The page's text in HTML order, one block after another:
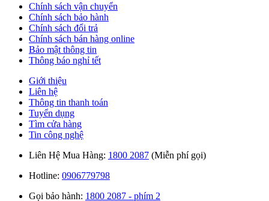
Chính sách vận chuyển
Chính sách bảo hành
Chính sách đổi trả
Chính sách bán hàng online
Bảo mật thông tin
Thông báo nghỉ tết
Giới thiệu
Liên hệ
Thông tin thanh toán
Tuyển dụng
Tìm cửa hàng
Tin công nghệ
Liên Hệ Mua Hàng: 1800 2087 (Miễn phí gọi)
Hotline: 0906779798
Gọi bảo hành: 1800 2087 - phím 2